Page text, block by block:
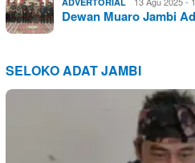
Dewan Muaro Jambi
SELOKO ADAT JAMBI